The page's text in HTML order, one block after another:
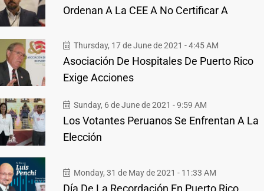
Ordenan A La CEE A No Certificar A
Thursday, 17 de June de 2021 - 4:45 AM
Asociación De Hospitales De Puerto Rico
Exige Acciones
Sunday, 6 de June de 2021 - 9:59 AM
Los Votantes Peruanos Se Enfrentan A La
Elección
Monday, 31 de May de 2021 - 11:33 AM
Día De La Recordación En Puerto Rico